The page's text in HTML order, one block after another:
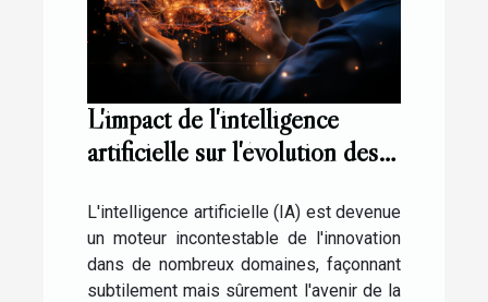
L'impact de l'intelligence
artificielle sur l'évolution des
L'intelligence artificielle (IA) est devenue
un moteur incontestable de l'innovation
dans de nombreux domaines, façonnant
subtilement mais sûrement l'avenir de la